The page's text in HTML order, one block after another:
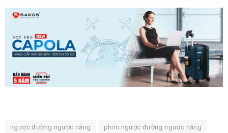
ngược đường ngược nắng phim ngược đường ngược nắng